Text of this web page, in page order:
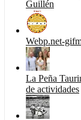
Guillén
Webp.net-
La Peña
de actividades